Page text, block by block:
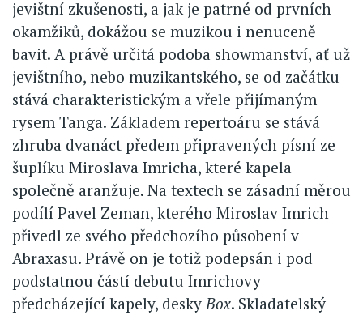
jevištní zkušenosti, a jak je patrné od prvních
okamžiků, dokážou se muzikou i nenuceně
bavit. A právě určitá podoba showmanství, ať už
jevištního, nebo muzikantského, se od začátku
stává charakteristickým a vřele přijímaným
rysem Tanga. Základem repertoáru se stává
zhruba dvanáct předem připravených písní ze
šuplíku Miroslava Imricha, které kapela
společně aranžuje. Na textech se zásadní měrou
podílí Pavel Zeman, kterého Miroslav Imrich
přivedl ze svého předchozího působení v
Abraxasu. Právě on je totiž podepsán i pod
podstatnou částí debutu Imrichovy
předcházející kapely, deskyBox. Skladatelský